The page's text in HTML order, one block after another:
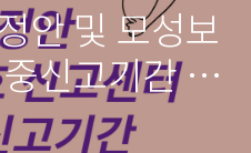
안 및 모성보
신고기간 정